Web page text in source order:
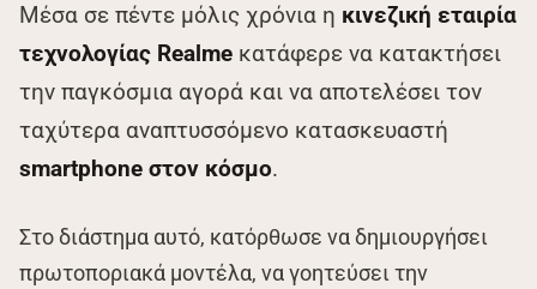
Μέσα σε πέντε μόλις χρόνια η κινεζική εταιρία
τεχνολογίας Realme κατάφερε να κατακτήσει
την παγκόσμια αγορά και να αποτελέσει τον
ταχύτερα αναπτυσσόμενο κατασκευαστή
smartphone στον κόσμο.
Στο διάστημα αυτό, κατόρθωσε να δημιουργήσει
πρωτοποριακά μοντέλα, να γοητεύσει την